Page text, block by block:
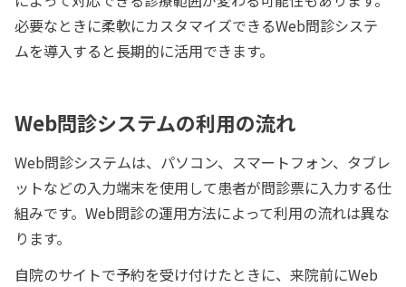
必要なときに柔軟にカスタマイズできるWeb問診システ
ムを導入すると長期的に活用できます。
Web問診システムの利用の流れ
Web問診システムは、パソコン、スマートフォン、タブレ
ットなどの入力端末を使用して患者が問診票に入力する仕
組みです。Web問診の運用方法によって利用の流れは異な
ります。
自院のサイトで予約を受け付けたときに、来院前にWeb